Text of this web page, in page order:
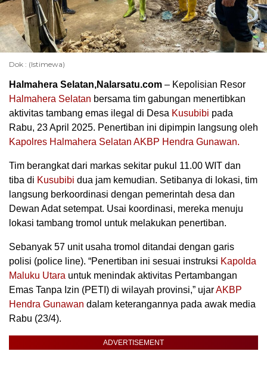
Dok : (Istimewa)
Halmahera Selatan,Nalarsatu.com – Kepolisian Resor
Halmahera Selatan bersama tim gabungan menertibkan
aktivitas tambang emas ilegal di Desa Kusubibi pada
Rabu, 23 April 2025. Penertiban ini dipimpin langsung oleh
Kapolres Halmahera Selatan AKBP Hendra Gunawan.
Tim berangkat dari markas sekitar pukul 11.00 WIT dan
tiba di Kusubibi dua jam kemudian. Setibanya di lokasi, tim
langsung berkoordinasi dengan pemerintah desa dan
Dewan Adat setempat. Usai koordinasi, mereka menuju
lokasi tambang tromol untuk melakukan penertiban.
Sebanyak 57 unit usaha tromol ditandai dengan garis
polisi (police line). “Penertiban ini sesuai instruksi Kapolda
Maluku Utara untuk menindak aktivitas Pertambangan
Emas Tanpa Izin (PETI) di wilayah provinsi,” ujarAKBP
Hendra Gunawan dalam keterangannya pada awak media
Rabu (23/4).
ADVERTISEMENT